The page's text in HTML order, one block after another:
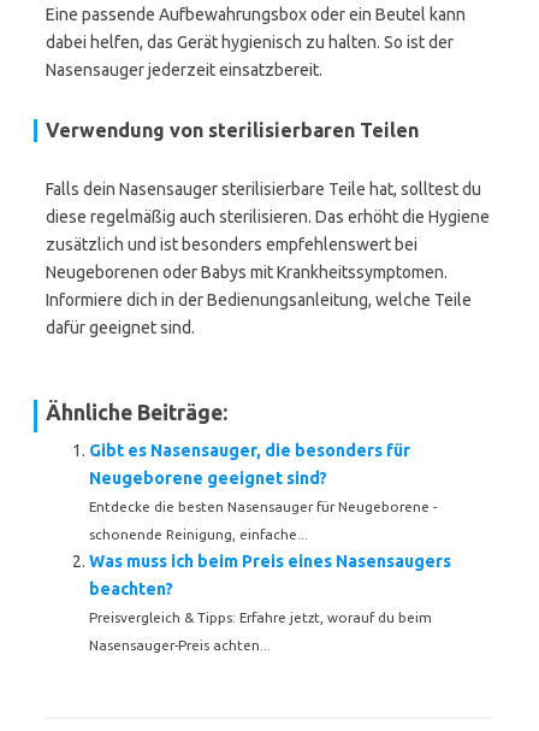
Eine passende Aufbewahrungsbox oder ein Beutel kann
dabei helfen, das Gerät hygienisch zu halten. So ist der
Nasensauger jederzeit einsatzbereit.
Verwendung von sterilisierbaren Teilen
Falls dein Nasensauger sterilisierbare Teile hat, solltest du
diese regelmäßig auch sterilisieren. Das erhöht die Hygiene
zusätzlich und ist besonders empfehlenswert bei
Neugeborenen oder Babys mit Krankheitssymptomen.
Informiere dich in der Bedienungsanleitung, welche Teile
dafür geeignet sind.
Ähnliche Beiträge:
Gibt es Nasensauger, die besonders für
Neugeborene geeignet sind?
Entdecke die besten Nasensauger für Neugeborene -
schonende Reinigung, einfache...
Was muss ich beim Preis eines Nasensaugers
beachten?
Preisvergleich & Tipps: Erfahre jetzt, worauf du beim
Nasensauger-Preis achten...